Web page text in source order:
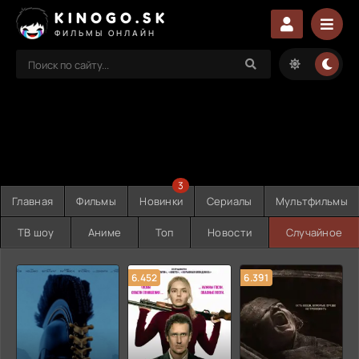
KINOGO.SK
ФИЛЬМЫ ОНЛАЙН
Главная Фильмы Новинки
3
Сериалы Мультфильмы
ТВ шоу Аниме Топ Новости Случайное
6.452 6.391